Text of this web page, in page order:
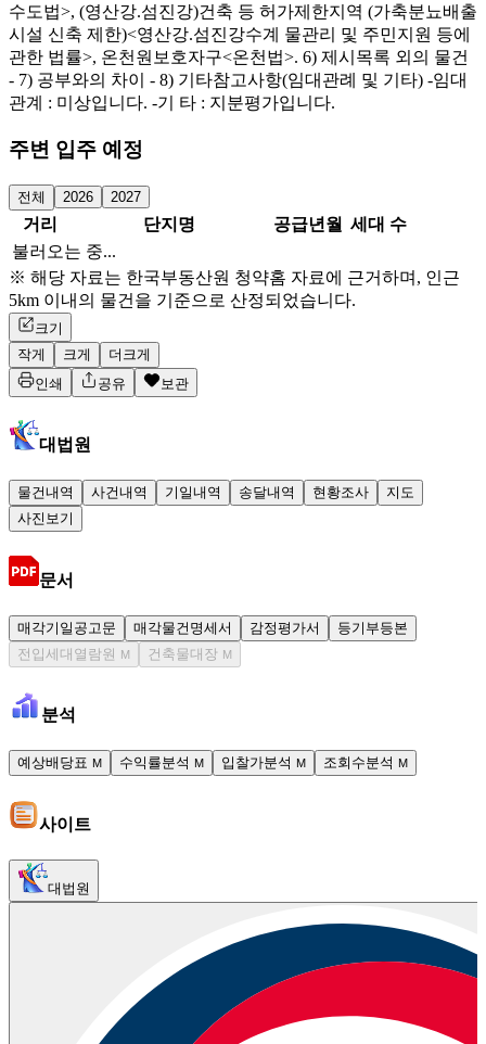
수도법>, (영산강.섬진강)건축 등 허가제한지역 (가축분뇨배출
시설 신축 제한)<영산강.섬진강수계 물관리 및 주민지원 등에
관한 법률>, 온천원보호자구<온천법>. 6) 제시목록 외의 물건
- 7) 공부와의 차이 - 8) 기타참고사항(임대관례 및 기타) -임대
관계 : 미상입니다. -기 타 : 지분평가입니다.
주변 입주 예정
전체 2026 2027
거리 단지명 공급년월 세대 수
불러오는 중...
※ 해당 자료는 한국부동산원 청약홈 자료에 근거하며, 인근
5km 이내의 물건을 기준으로 산정되었습니다.
크기
작게
크게
더크게
인쇄
공유 보관
대법원
물건내역 사건내역 기일내역 송달내역 현황조사
지도
사진보기
문서
매각기일공고문 매각물건명세서 감정평가서
등기부등본
전입세대열람원
M 건축물대장 M
분석
예상배당표 M 수익률분석 M 입찰가분석 M 조회수분석 M
사이트
대법원